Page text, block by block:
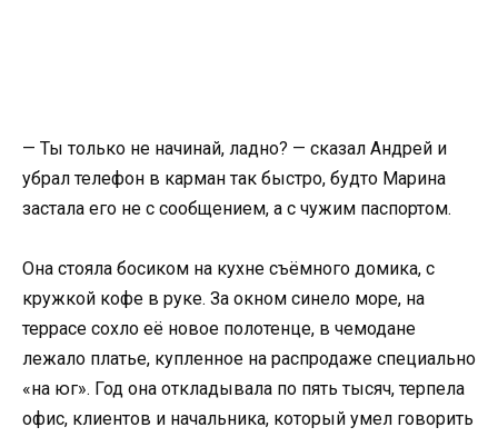
— Ты только не начинай, ладно? — сказал Андрей и
убрал телефон в карман так быстро, будто Марина
застала его не с сообщением, а с чужим паспортом.
Она стояла босиком на кухне съёмного домика, с
кружкой кофе в руке. За окном синело море, на
террасе сохло её новое полотенце, в чемодане
лежало платье, купленное на распродаже специально
«на юг». Год она откладывала по пять тысяч, терпела
офис, клиентов и начальника, который умел говорить